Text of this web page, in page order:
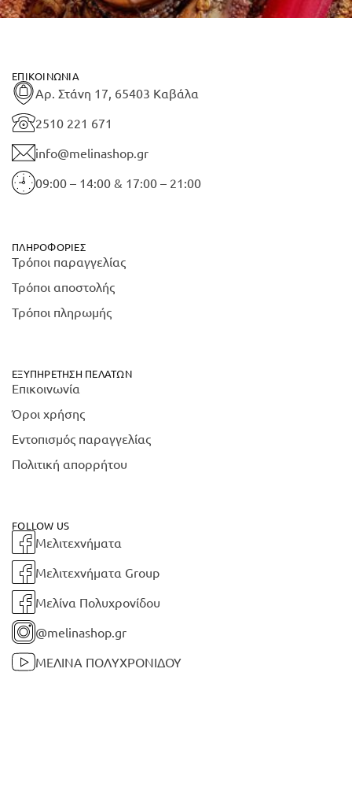
ΕΠΙΚΟΙΝΩΝΊΑ
Αρ. Στάνη 17, 65403 Καβάλα
2510 221 671
info@melinashop.gr
09:00 – 14:00 & 17:00 – 21:00
ΠΛΗΡΟΦΟΡΊΕΣ
Τρόποι παραγγελίας
Τρόποι αποστολής
Τρόποι πληρωμής
ΕΞΥΠΗΡΈΤΗΣΗ ΠΕΛΑΤΏΝ
Επικοινωνία
Όροι χρήσης
Εντοπισμός παραγγελίας
Πολιτική απορρήτου
FOLLOW US
Μελιτεχνήματα
Μελιτεχνήματα Group
Μελίνα Πολυχρονίδου
@melinashop.gr
ΜΕΛΙΝΑ ΠΟΛΥΧΡΟΝΙΔΟΥ